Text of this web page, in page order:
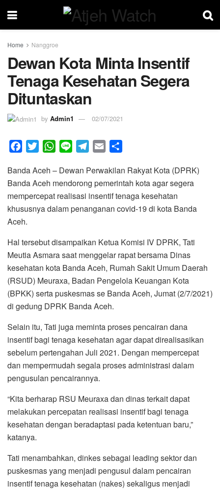
Home Nanggroe
Dewan Kota Minta Insentif
Tenaga Kesehatan Segera
Dituntaskan
by Admin1 02/07/2021
c
e
b
o
o
i
t
t
e
W
a
t
s
A
n
e
l
e
g
r
a
i
l
a
r
e
Banda Aceh – Dewan Perwakilan Rakyat Kota (DPRK)
Banda Aceh mendorong pemerintah kota agar segera
mempercepat realisasi insentif tenaga kesehatan
khususnya dalam penanganan covid-19 di kota Banda
Aceh.
Hal tersebut disampaikan Ketua Komisi IV DPRK, Tati
Meutia Asmara saat menggelar rapat bersama Dinas
kesehatan kota Banda Aceh, Rumah Sakit Umum Daerah
(RSUD) Meuraxa, Badan Pengelola Keuangan Kota
(BPKK) serta puskesmas se Banda Aceh, Jumat (2/7/2021)
di gedung DPRK Banda Aceh.
Selain itu, Tati juga meminta proses pencairan dana
insentif bagi tenaga kesehatan agar dapat direalisasikan
sebelum pertengahan Juli 2021. Dengan mempercepat
dan mempermudah segala proses administrasi dalam
pengusulan pencairannya.
“Kita berharap RSU Meuraxa dan dinas terkait dapat
melakukan percepatan realisasi insentif bagi tenaga
kesehatan dengan beradaptasi pada ketentuan baru,”
katanya.
Tati menambahkan, dinkes sebagai leading sektor dan
puskesmas yang menjadi pengusul dalam pencairan
insentif tenaga kesehatan (nakes) sekaligus menjadi